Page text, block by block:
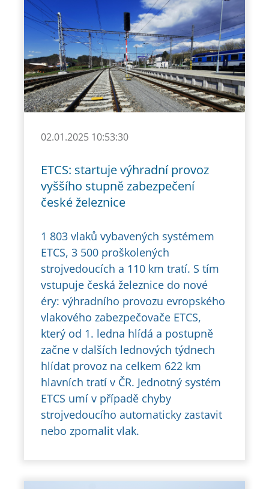
02.01.2025 10:53:30
ETCS: startuje výhradní provoz
vyššího stupně zabezpečení
české železnice
1 803 vlaků vybavených systémem
ETCS, 3 500 proškolených
strojvedoucích a 110 km tratí. S tím
vstupuje česká železnice do nové
éry: výhradního provozu evropského
vlakového zabezpečovače ETCS,
který od 1. ledna hlídá a postupně
začne v dalších lednových týdnech
hlídat provoz na celkem 622 km
hlavních tratí v ČR. Jednotný systém
ETCS umí v případě chyby
strojvedoucího automaticky zastavit
nebo zpomalit vlak.